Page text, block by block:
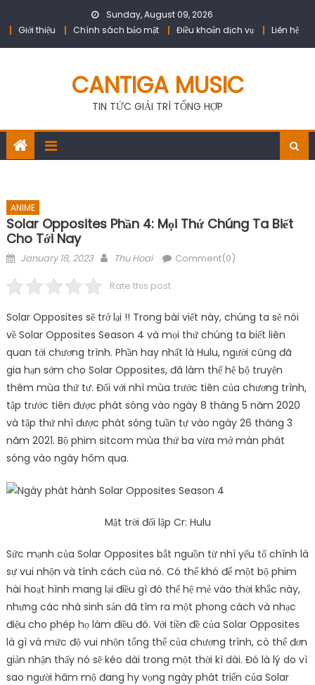
Sunday, August 09, 2026
Giới thiệu
Chính sách bảo mật Điều khoản dịch vụ Liên hệ
CANTIGA MUSIC
TIN TỨC GIẢI TRÍ TỔNG HỢP
ANIME
Solar Opposites Phần 4: Mọi Thứ Chúng Ta Biết
Cho Tới Nay
Posted
January 18, 2023 Author
Thu Hoai Comment(0)
Rate this post
Solar Opposites sẽ trở lại !! Trong bài viết này, chúng ta sẽ nói
về Solar Opposites Season 4 và mọi thứ chúng ta biết liên
quan tới chương trình. Phần hay nhất là Hulu, người cũng đã
gia hạn sớm cho Solar Opposites, đã làm thế hệ bộ truyện
thêm mùa thứ tư. Đối với nhì mùa trước tiên của chương trình,
tập trước tiên được phát sóng vào ngày 8 tháng 5 năm 2020
và tập thứ nhì được phát sóng tuần tự vào ngày 26 tháng 3
năm 2021. Bộ phim sitcom mùa thứ ba vừa mở màn phát
sóng vào ngày hôm qua.
Mặt trời đối lập Cr: Hulu
Sức mạnh của Solar Opposites bắt nguồn từ nhì yếu tố chính là
sự vui nhộn và tính cách của nó. Có thể khó để một bộ phim
hài hoạt hình mang lại điều gì đó thế hệ mẻ vào thời khắc này,
nhưng các nhà sinh sản đã tìm ra một phong cách và nhạc
điệu cho phép họ làm điều đó. Với tiền đề của Solar Opposites
là gì và mức độ vui nhộn tổng thể của chương trình, có thể đơn
giản nhận thấy nó sẽ kéo dài trong một thời kì dài. Đó là lý do vì
sao người hâm mộ đang hy vọng ngày phát triển của Solar